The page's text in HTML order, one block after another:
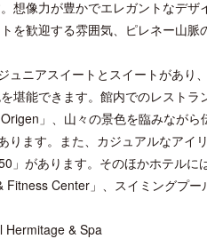
想像力が豊かでエレガントなデ
を歓迎する雰囲気、ピレネー山脈
ュニアスイートとスイートがあり
堪能できます。館内でのレスト
」、山々の景色を臨みなが
ります。また、カジュアルなアイ
」があります。そのほかホテル
Fitness Center」、スイミングプー
Hermitage & Spa